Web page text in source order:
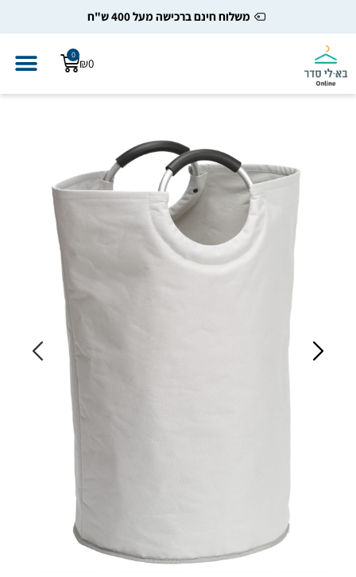
משלוח חינם ברכישה מעל 400 ש"ח
₪
0